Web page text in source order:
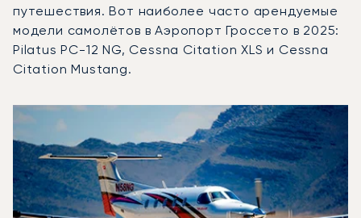
путешествия. Вот наиболее часто арендуемые
модели самолётов в Аэропорт Гроссето в 2025:
Pilatus PC-12 NG, Cessna Citation XLS и Cessna
Citation Mustang.
Фото воздушного судна
Модель воздушного судна
Скорость (км/ч)
Скорость (узлы)
Дальность (NM)